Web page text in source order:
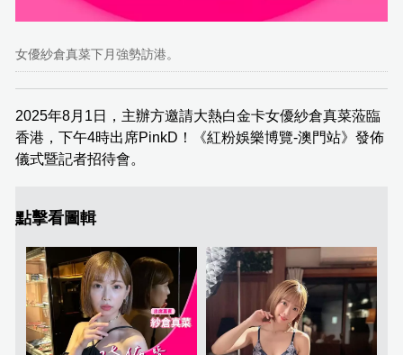
女優紗倉真菜下月強勢訪港。
2025年8月1日，主辦方邀請大熱白金卡女優紗倉真菜蒞臨
香港，下午4時出席PinkD！《紅粉娛樂博覽-澳門站》發佈
儀式暨記者招待會。
點擊看圖輯